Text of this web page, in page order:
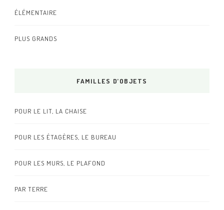
ÉLÉMENTAIRE
PLUS GRANDS
FAMILLES D’OBJETS
POUR LE LIT, LA CHAISE
POUR LES ÉTAGÈRES, LE BUREAU
POUR LES MURS, LE PLAFOND
PAR TERRE